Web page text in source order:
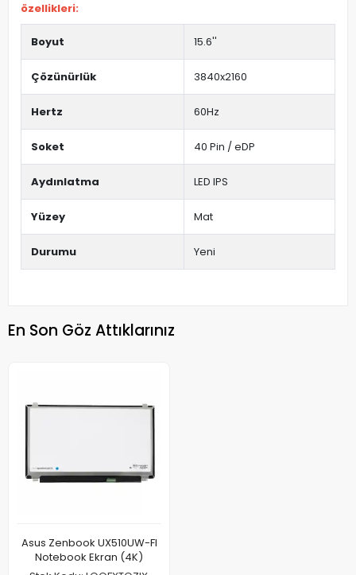
özellikleri:
Boyut 15.6''
Çözünürlük 3840x2160
Hertz 60Hz
Soket 40 Pin / eDP
Aydınlatma LED IPS
Yüzey Mat
Durumu Yeni
En Son Göz Attıklarınız
Asus Zenbook UX510UW-FI
Notebook Ekran (4K)